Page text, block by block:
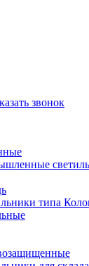
звонок
типа